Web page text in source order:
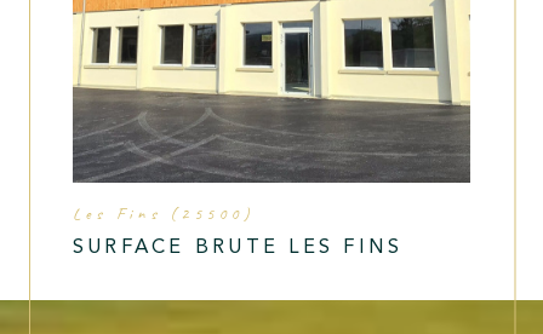
Les Fins (25500)
SURFACE BRUTE LES FINS